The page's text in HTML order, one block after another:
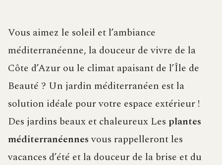
Vous aimez le soleil et l’ambiance
méditerranéenne, la douceur de vivre de la
Côte d’Azur ou le climat apaisant de l’Île de
Beauté ? Un jardin méditerranéen est la
solution idéale pour votre espace extérieur !
Des jardins beaux et chaleureux Les plantes
méditerranéennesvous rappelleront les
vacances d’été et la douceur de la brise et du